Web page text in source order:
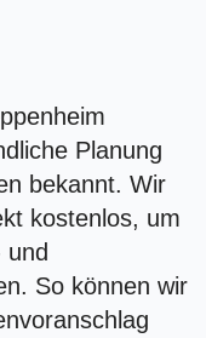
Planung
bekannt. Wir
kostenlos, um
So können wir